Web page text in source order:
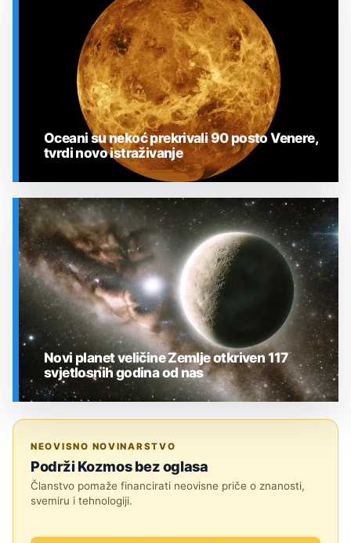
SVEMIR
Oceani su nekoć prekrivali 90 posto Venere,
tvrdi novo istraživanje
Novi planet veličine Zemlje otkriven 117
svjetlosnih godina od nas
NEOVISNO NOVINARSTVO
Podrži Kozmos bez oglasa
Članstvo pomaže financirati neovisne priče o znanosti,
svemiru i tehnologiji.